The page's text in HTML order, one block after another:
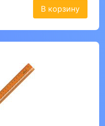
В корзину